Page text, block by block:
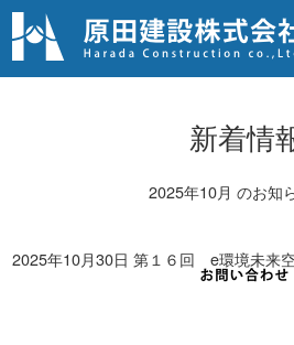
第１６回 e環境未来空
ホーム > 2025年 >10月
新着情
2025年10月 のお知
2025年10月30日 第１６回 e環境未来